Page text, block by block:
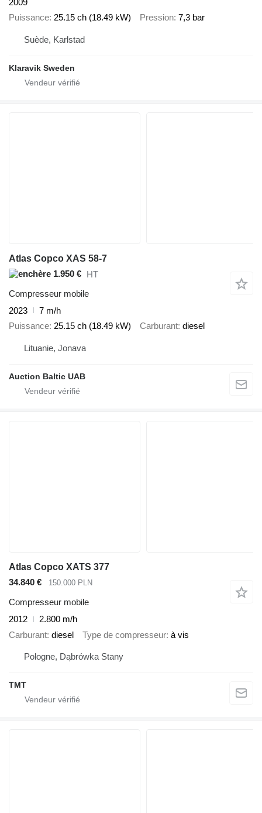
Puissance 25.15 ch (18.49 kW) Pression 7,3 bar
Suède, Karlstad
Klaravik Sweden
Atlas Copco XAS 58-7
1.950 € HT
Compresseur mobile
2023
7 m/h
Puissance 25.15 ch (18.49 kW) Carburant diesel
Lituanie, Jonava
Auction Baltic UAB
Atlas Copco XATS 377
34.840 €
150.000 PLN
Compresseur mobile
2012
2.800 m/h
Carburant diesel Type de compresseur à vis
Pologne, Dąbrówka Stany
TMT